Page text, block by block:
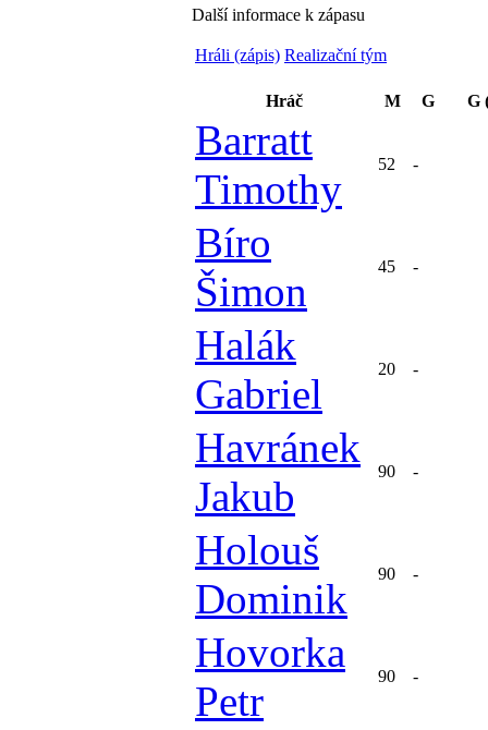
Další informace k zápasu
Hráli (zápis) Realizační tým
Hráč M G G
Barratt
Timothy
52 -
Bíro
Šimon
45 -
Halák
Gabriel
20 -
Havránek
Jakub
90 -
Holouš
Dominik
90 -
Hovorka
Petr
90 -